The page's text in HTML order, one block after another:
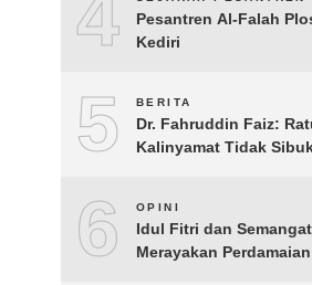
4
Pesantren Al-Falah
Kediri
5 BERITA
Dr. Fahruddin Faiz:
Kalinyamat Tidak
Perekonomian
6 OPINI
Idul Fitri dan Semangat
Merayakan Perdamaian